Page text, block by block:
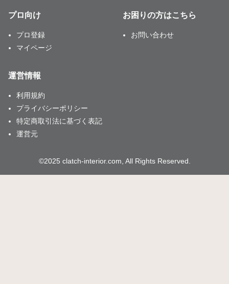
プロ向け
プロ登録
マイページ
お困りの方はこちら
お問い合わせ
運営情報
利用規約
プライバシーポリシー
特定商取引法に基づく表記
運営元
©2025 clatch-interior.com, All Rights Reserved.